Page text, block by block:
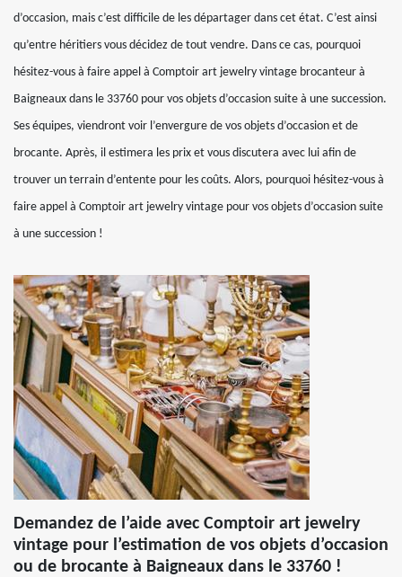
d’occasion, mais c’est difficile de les départager dans cet état. C’est ainsi
qu’entre héritiers vous décidez de tout vendre. Dans ce cas, pourquoi
hésitez-vous à faire appel à Comptoir art jewelry vintage brocanteur à
Baigneaux dans le 33760 pour vos objets d’occasion suite à une succession.
Ses équipes, viendront voir l’envergure de vos objets d’occasion et de
brocante. Après, il estimera les prix et vous discutera avec lui afin de
trouver un terrain d’entente pour les coûts. Alors, pourquoi hésitez-vous à
faire appel à Comptoir art jewelry vintage pour vos objets d’occasion suite
à une succession !
Demandez de l’aide avec Comptoir art jewelry
vintage pour l’estimation de vos objets d’occasion
ou de brocante à Baigneaux dans le 33760 !